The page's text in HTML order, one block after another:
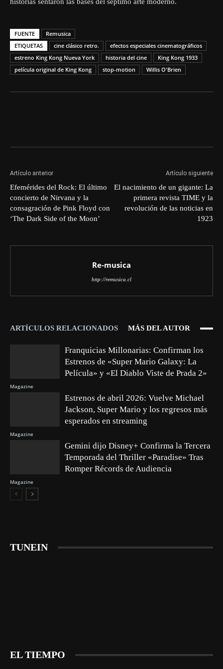
FUENTE
Remusica
ETIQUETAS
cine clásico retro.
efectos especiales cinematográficos
estreno King Kong Nueva York
historia del cine
King Kong 1933
película original de King Kong
stop-motion Willis O'Brien
Artículo anterior
Efemérides del Rock: El último
concierto de Nirvana y la
consagración de Pink Floyd con
‘The Dark Side of the Moon’
Artículo siguiente
El nacimiento de un gigante: La
primera revista TIME y la
revolución de las noticias en
1923
Re-musica
http://remusica.cl
ARTÍCULOS RELACIONADOS MÁS DEL AUTOR
Magazine
Franquicias Millonarias: Confirman los
Estrenos de «Super Mario Galaxy: La
Película» y «El Diablo Viste de Prada 2»
Magazine
Estrenos de abril 2026: Vuelve Michael
Jackson, Super Mario y los regresos más
esperados en streaming
Magazine
Gemini dijo Disney+ Confirma la Tercera
Temporada del Thriller «Paradise» Tras
Romper Récords de Audiencia
TUNEIN
EL TIEMPO